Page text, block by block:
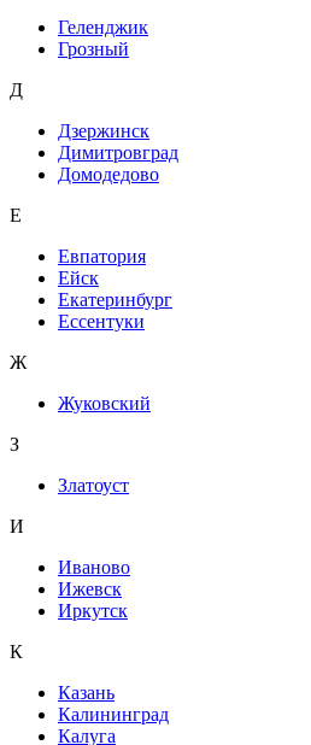
Геленджик
Грозный
Д
Дзержинск
Димитровград
Домодедово
Е
Евпатория
Ейск
Екатеринбург
Ессентуки
Ж
Жуковский
З
Златоуст
И
Иваново
Ижевск
Иркутск
К
Казань
Калининград
Калуга